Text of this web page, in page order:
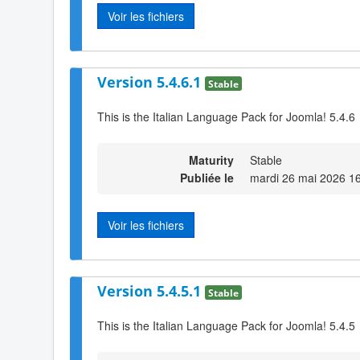
Voir les fichiers
Version 5.4.6.1 Stable
This is the Italian Language Pack for Joomla! 5.4.6
Maturity
Stable
Publiée le
mardi 26 mai 2026
Voir les fichiers
Version 5.4.5.1 Stable
This is the Italian Language Pack for Joomla! 5.4.5